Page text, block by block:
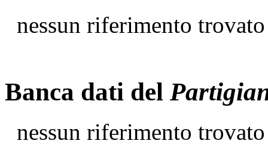
nessun riferimento trovato
Banca dati del
nessun riferimento trovato